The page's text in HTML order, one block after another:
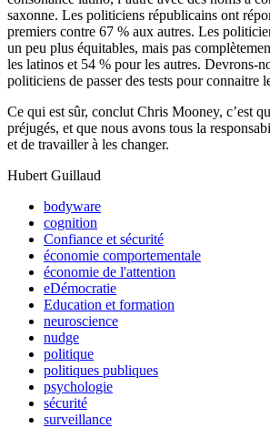
saxonne. Les politiciens républicains ont
premiers contre 67 % aux autres. Les
un peu plus équitables, mais pas
les latinos et 54 % pour les autres. Devrons-
politiciens de passer des tests pour connaitre
Ce qui est sûr, conclut Chris Mooney, c’est
préjugés, et que nous avons tous la
et de travailler à les changer.
Hubert Guillaud
bodyware
cognition
Confiance et sécurité
économie comportementale
économie de l'attention
eDémocratie
Education et formation
neuroscience
nudge
politique
politiques publiques
psychologie
sécurité
surveillance